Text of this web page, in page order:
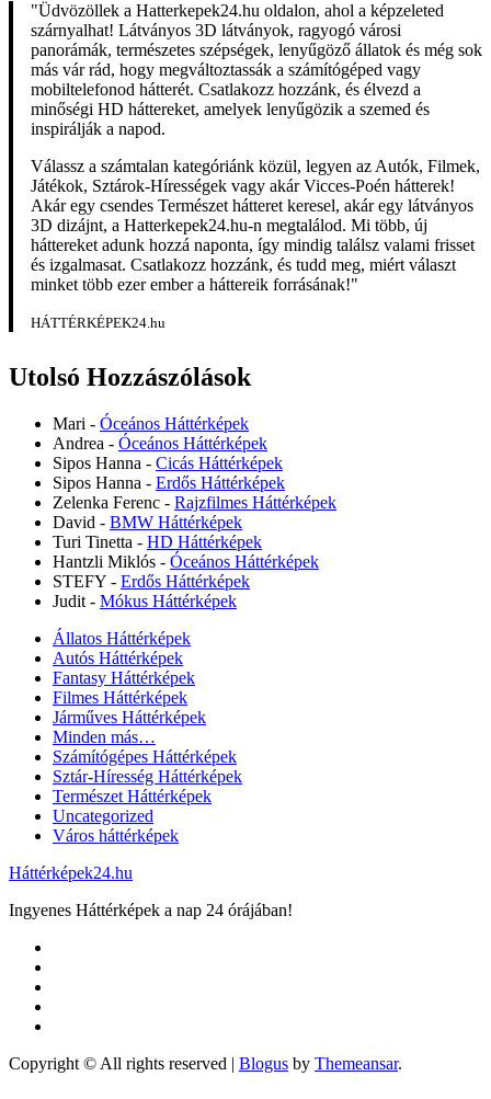
"Üdvözöllek a Hatterkepek24.hu oldalon, ahol a képzeleted
szárnyalhat! Látványos 3D látványok, ragyogó városi
panorámák, természetes szépségek, lenyűgöző állatok és még sok
más vár rád, hogy megváltoztassák a számítógéped vagy
mobiltelefonod hátterét. Csatlakozz hozzánk, és élvezd a
minőségi HD háttereket, amelyek lenyűgözik a szemed és
inspirálják a napod.
Válassz a számtalan kategóriánk közül, legyen az Autók, Filmek,
Játékok, Sztárok-Hírességek vagy akár Vicces-Poén hátterek!
Akár egy csendes Természet hátteret keresel, akár egy látványos
3D dizájnt, a Hatterkepek24.hu-n megtalálod. Mi több, új
háttereket adunk hozzá naponta, így mindig találsz valami frisset
és izgalmasat. Csatlakozz hozzánk, és tudd meg, miért választ
minket több ezer ember a háttereik forrásának!"
HÁTTÉRKÉPEK24.hu
Utolsó Hozzászólások
Mari - Óceános Háttérképek
Andrea - Óceános Háttérképek
Sipos Hanna - Cicás Háttérképek
Sipos Hanna - Erdős Háttérképek
Zelenka Ferenc - Rajzfilmes Háttérképek
David - BMW Háttérképek
Turi Tinetta - HD Háttérképek
Hantzli Miklós - Óceános Háttérképek
STEFY - Erdős Háttérképek
Judit - Mókus Háttérképek
Állatos Háttérképek
Autós Háttérképek
Fantasy Háttérképek
Filmes Háttérképek
Járműves Háttérképek
Minden más…
Számítógépes Háttérképek
Sztár-Híresség Háttérképek
Természet Háttérképek
Uncategorized
Város háttérképek
Háttérképek24.hu
Ingyenes Háttérképek a nap 24 órájában!
Copyright © All rights reserved | Blogus by Themeansar.